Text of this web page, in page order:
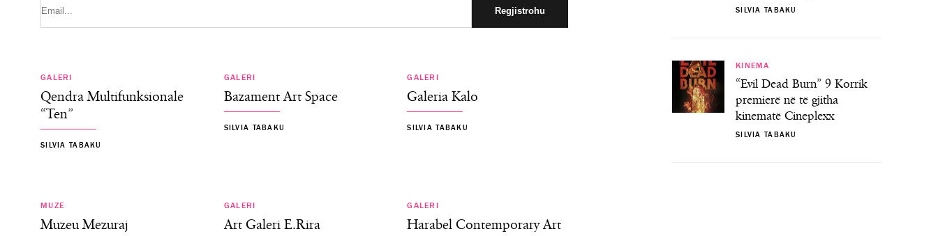
GALERI
Qendra Multifunksionale
“Ten”
SILVIA TABAKU
GALERI
Bazament Art Space
SILVIA TABAKU
GALERI
Galeria Kalo
SILVIA TABAKU
MUZE
Muzeu Mezuraj
GALERI
Art Galeri E.Rira
GALERI
Harabel Contemporary Art
SILVIA TABAKU
KINEMA
“Evil Dead Burn” 9 Korrik
premierë në të gjitha
kinematë Cineplexx
SILVIA TABAKU